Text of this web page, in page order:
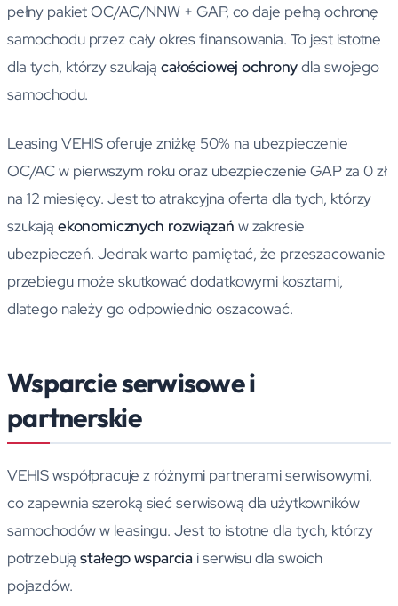
pełny pakiet OC/AC/NNW + GAP, co daje pełną ochronę
samochodu przez cały okres finansowania. To jest istotne
dla tych, którzy szukającałościowej ochronydla swojego
samochodu.
Leasing VEHIS oferuje zniżkę 50% na ubezpieczenie
OC/AC w pierwszym roku oraz ubezpieczenie GAP za 0 zł
na 12 miesięcy. Jest to atrakcyjna oferta dla tych, którzy
szukają ekonomicznych rozwiązań w zakresie
ubezpieczeń. Jednak warto pamiętać, że przeszacowanie
przebiegu może skutkować dodatkowymi kosztami,
dlatego należy go odpowiednio oszacować.
Wsparcie serwisowe i
partnerskie
VEHIS współpracuje z różnymi partnerami serwisowymi,
co zapewnia szeroką sieć serwisową dla użytkowników
samochodów w leasingu. Jest to istotne dla tych, którzy
potrzebująstałego wsparcia i serwisu dla swoich
pojazdów.